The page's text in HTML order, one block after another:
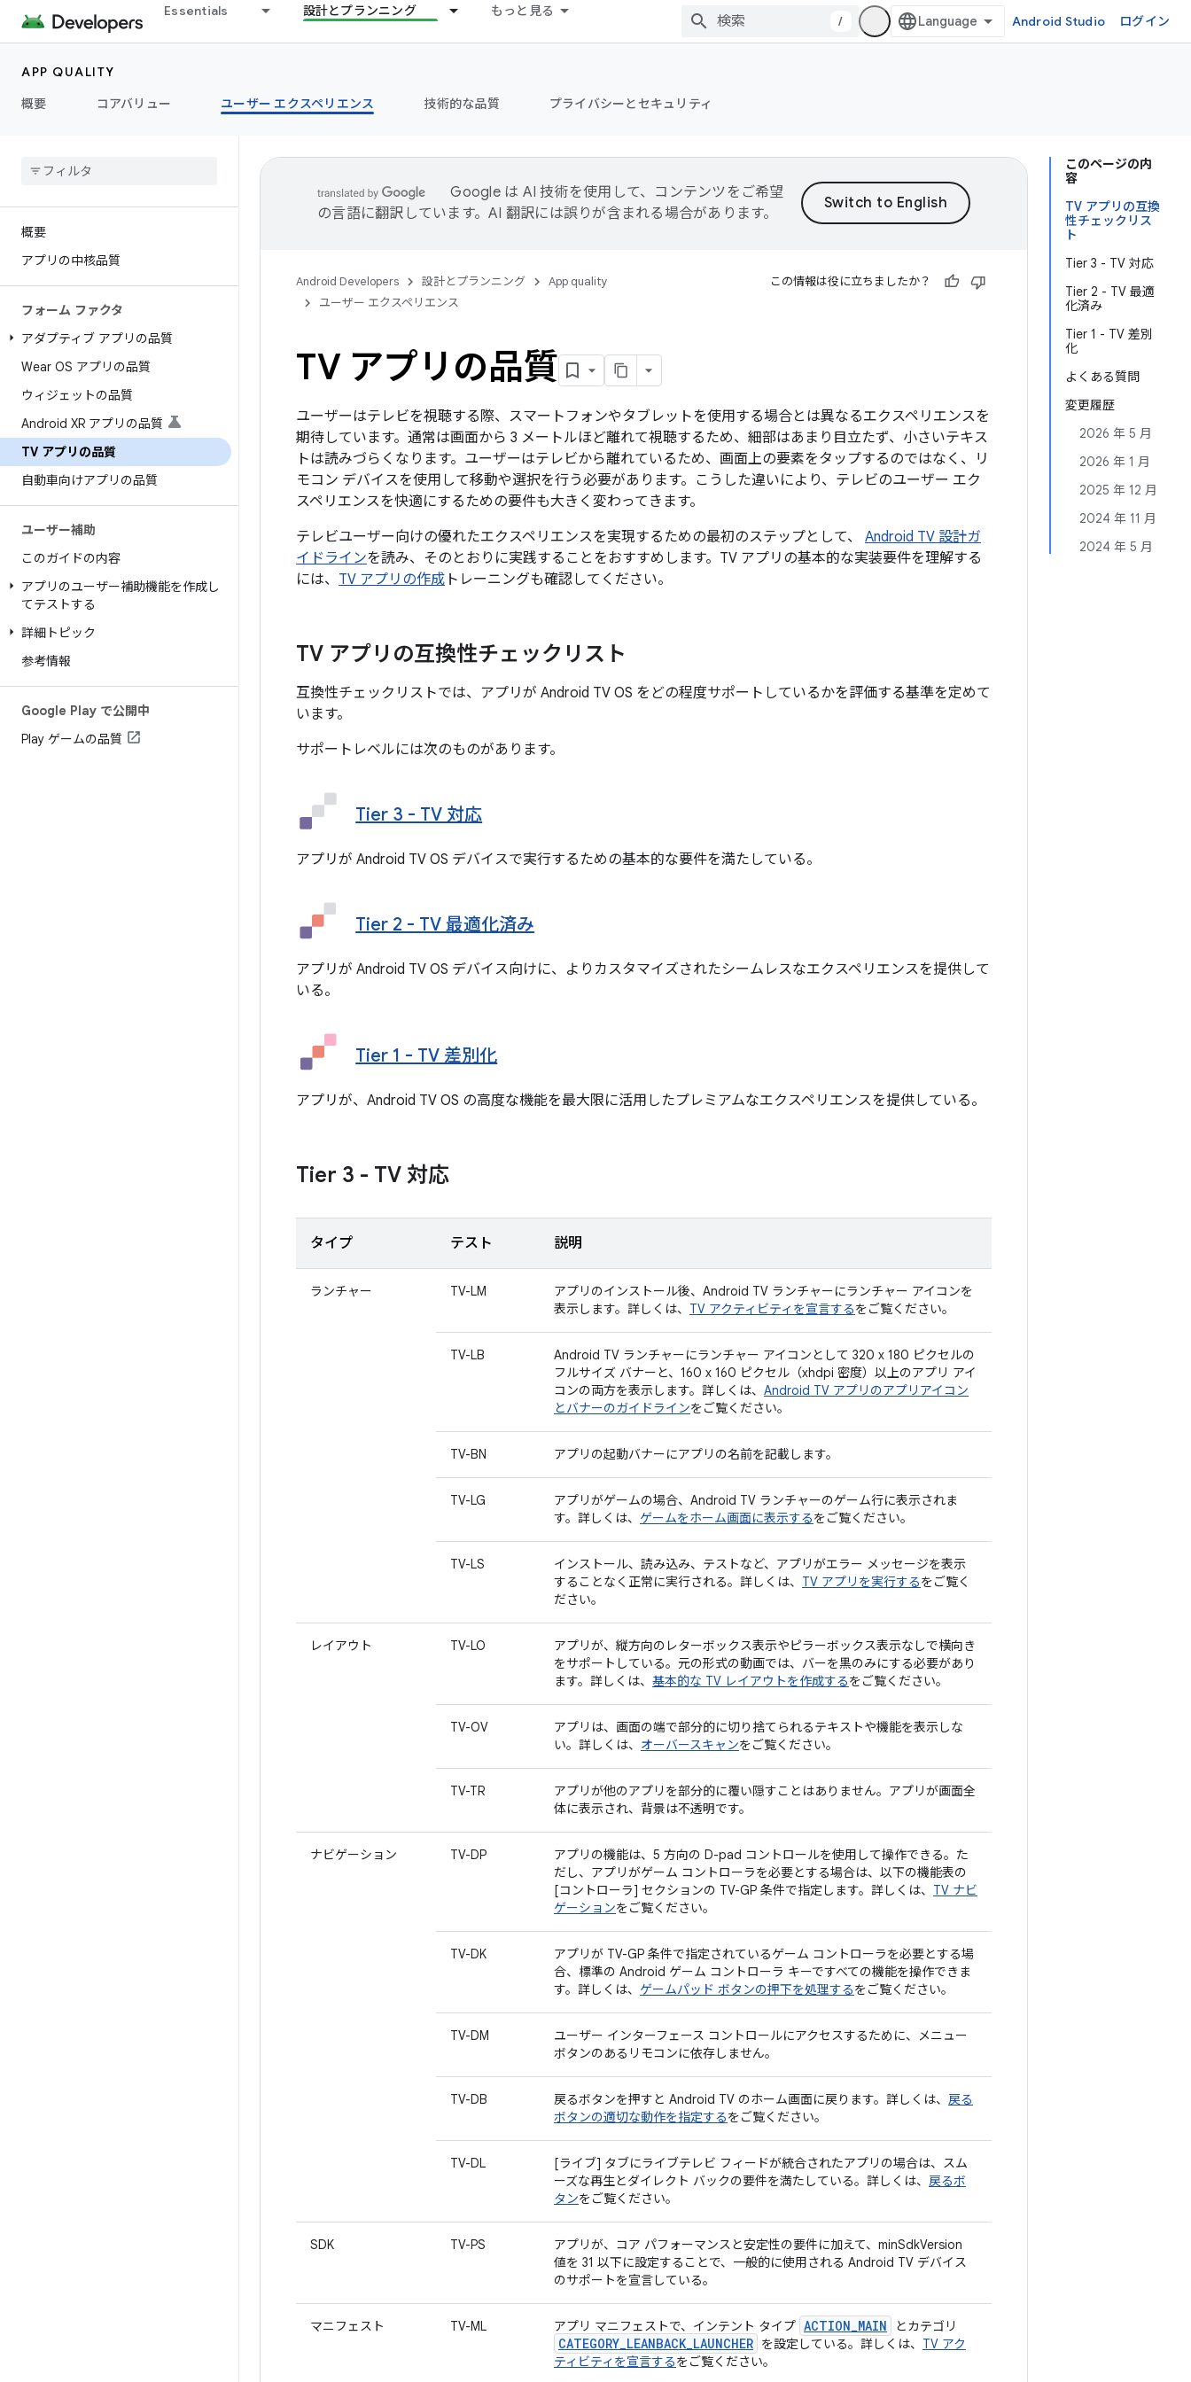
Essentials 設計とプランニング もっと見る
/ Android Studio ログイン
APP QUALITY
概要
コアバリュー ユーザー エクスペリエンス 技術的な品質 プライバシーとセキュリティ
概要
アプリの中核品質
フォーム ファクタ
アダプティブ アプリの品質
Wear OS アプリの品質
ウィジェットの品質
Android XR アプリの品質
TV アプリの品質
自動車向けアプリの品質
ユーザー補助
このガイドの内容
アプリのユーザー補助機能を作成し
てテストする
詳細トピック
参考情報
Google Play で公開中
Play ゲームの品質
このページの内
容
TV アプリの互換
性チェックリス
ト
Tier 3 - TV 対応
Tier 2 - TV 最適
化済み
Tier 1 - TV 差別
化
よくある質問
変更履歴
2026 年 5 月
2026 年 1 月
2025 年 12 月
2024 年 11 月
2024 年 5 月
Google は AI 技術を使用して、コンテンツをご希望
の言語に翻訳しています。AI 翻訳には誤りが含まれる場合があります。
Android Developers 設計とプランニング
App quality
ユーザー エクスペリエンス
この情報は役に立ちましたか？
TV アプリの品質
ユーザーはテレビを視聴する際、スマートフォンやタブレットを使用する場合とは異なるエクスペリエンスを
期待しています。通常は画面から 3 メートルほど離れて視聴するため、細部はあまり目立たず、小さいテキス
トは読みづらくなります。ユーザーはテレビから離れているため、画面上の要素をタップするのではなく、リ
モコン デバイスを使用して移動や選択を行う必要があります。こうした違いにより、テレビのユーザー エク
スペリエンスを快適にするための要件も大きく変わってきます。
テレビユーザー向けの優れたエクスペリエンスを実現するための最初のステップとして、 Android TV 設計ガ
イドラインを読み、そのとおりに実践することをおすすめします。TV アプリの基本的な実装要件を理解する
には、 TV アプリの作成 トレーニングも確認してください。
TV アプリの互換性チェックリスト
互換性チェックリストでは、アプリが Android TV OS をどの程度サポートしているかを評価する基準を定めて
います。
サポートレベルには次のものがあります。
Tier 3 - TV 対応
アプリが Android TV OS デバイスで実行するための基本的な要件を満たしている。
Tier 2 - TV 最適化済み
アプリが Android TV OS デバイス向けに、よりカスタマイズされたシームレスなエクスペリエンスを提供して
いる。
Tier 1 - TV 差別化
アプリが、Android TV OS の高度な機能を最大限に活用したプレミアムなエクスペリエンスを提供している。
Tier 3 - TV 対応
タイプ テスト 説明
ランチャー TV-LM
アプリのインストール後、Android TV ランチャーにランチャー アイコンを
表示します。詳しくは、 TV アクティビティを宣言するをご覧ください。
TV-LB
Android TV ランチャーにランチャー アイコンとして 320 x 180 ピクセルの
フルサイズ バナーと、160 x 160 ピクセル（xhdpi 密度）以上のアプリ アイ
コンの両方を表示します。詳しくは、 Android TV アプリのアプリアイコン
とバナーのガイドラインをご覧ください。
TV-BN アプリの起動バナーにアプリの名前を記載します。
TV-LG
アプリがゲームの場合、Android TV ランチャーのゲーム行に表示されま
す。詳しくは、 ゲームをホーム画面に表示するをご覧ください。
TV-LS
インストール、読み込み、テストなど、アプリがエラー メッセージを表示
することなく正常に実行される。詳しくは、 TV アプリを実行するをご覧く
ださい。
レイアウト TV-LO
アプリが、縦方向のレターボックス表示やピラーボックス表示なしで横向き
をサポートしている。元の形式の動画では、バーを黒のみにする必要があり
ます。詳しくは、 基本的な TV レイアウトを作成するをご覧ください。
TV-OV
アプリは、画面の端で部分的に切り捨てられるテキストや機能を表示しな
い。詳しくは、 オーバースキャンをご覧ください。
TV-TR
アプリが他のアプリを部分的に覆い隠すことはありません。アプリが画面全
体に表示され、背景は不透明です。
ナビゲーション TV-DP
アプリの機能は、5 方向の D-pad コントロールを使用して操作できる。た
だし、アプリがゲーム コントローラを必要とする場合は、以下の機能表の
[コントローラ] セクションの TV-GP 条件で指定します。詳しくは、 TV ナビ
ゲーションをご覧ください。
TV-DK
アプリが TV-GP 条件で指定されているゲーム コントローラを必要とする場
合、標準の Android ゲーム コントローラ キーですべての機能を操作できま
す。詳しくは、 ゲームパッド ボタンの押下を処理するをご覧ください。
TV-DM
ユーザー インターフェース コントロールにアクセスするために、メニュー
ボタンのあるリモコンに依存しません。
TV-DB 戻るボタンを押すと Android TV のホーム画面に戻ります。詳しくは、 戻る
ボタンの適切な動作を指定するをご覧ください。
TV-DL
[ライブ] タブにライブテレビ フィードが統合されたアプリの場合は、スム
ーズな再生とダイレクト バックの要件を満たしている。詳しくは、 戻るボ
タンをご覧ください。
SDK TV-PS
アプリが、コア パフォーマンスと安定性の要件に加えて、minSdkVersion
値を 31 以下に設定することで、一般的に使用される Android TV デバイス
のサポートを宣言している。
マニフェスト TV-ML アプリ マニフェストで、インテント タイプ ACTION_MAIN とカテゴリ
CATEGORY_LEANBACK_LAUNCHER を設定している。詳しくは、 TV アク
ティビティを宣言するをご覧ください。